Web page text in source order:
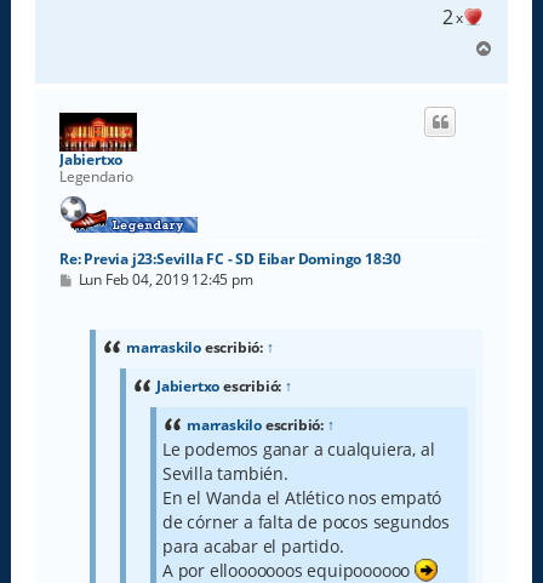
2x
r
Jabiertxo
Legendario
Re: Previa j23:Sevilla FC - SD Eibar Domingo 18:30
M
Lun Feb 04, 2019 12:45 pm
marraskiloescribió: ↑
Jabiertxoescribió: ↑
marraskiloescribió: ↑
Le podemos ganar a cualquiera, al
Sevilla también.
En el Wanda el Atlético nos empató
de córner a falta de pocos segundos
para acabar el partido.
A por ellooooooos equipoooooo